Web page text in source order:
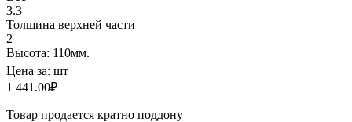
3.3
Толщина верхней части
2
Высота: 110мм.
Цена за: шт
1 441.00₽
Товар продается кратно поддону